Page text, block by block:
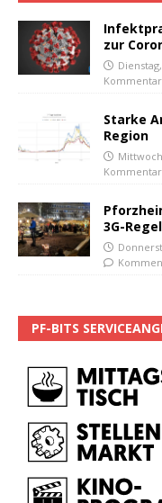
zur
Starke
Region
3G-
PF-BITS